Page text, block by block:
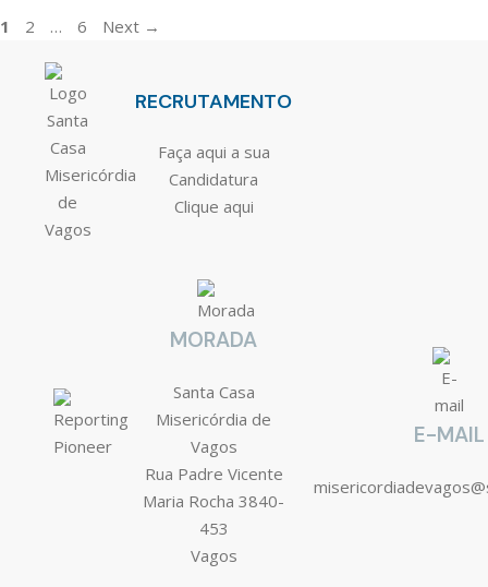
1 2 … 6 Next →
RECRUTAMENTO
Faça aqui a sua
Candidatura
Clique aqui
MORADA
Santa Casa
Misericórdia de
Vagos
Rua Padre Vicente
Maria Rocha 3840-
453
Vagos
E-MAIL